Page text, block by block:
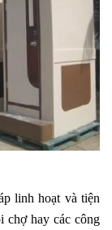
linh hoạt và tiện
chợ hay các công